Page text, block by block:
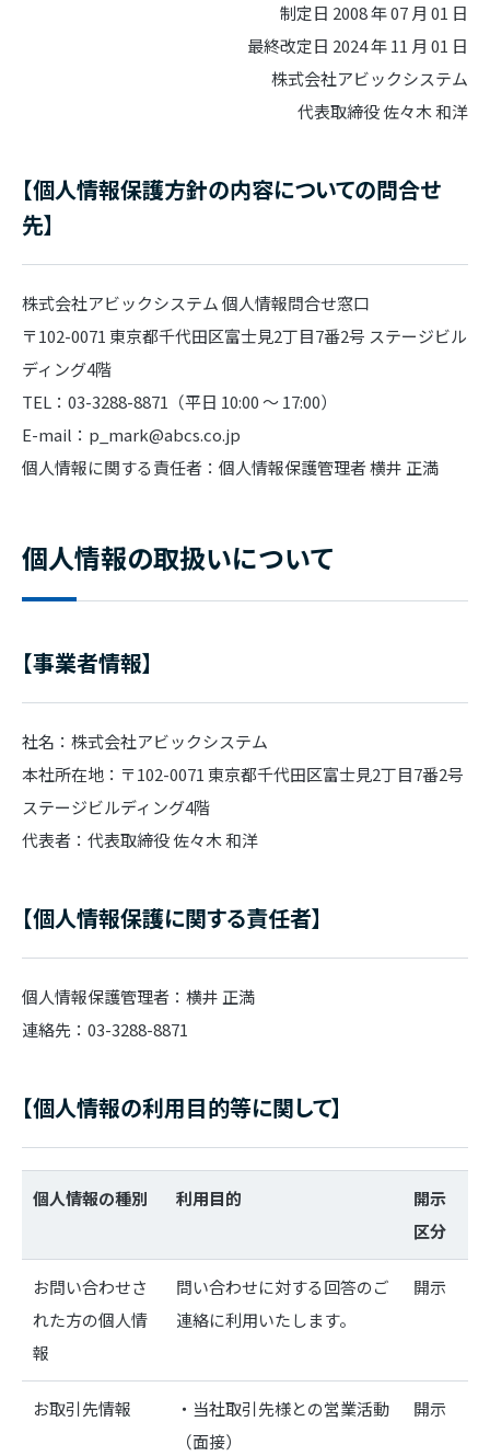
制定日 2008 年 07 月 01 日
最終改定日 2024 年 11 月 01 日
株式会社アビックシステム
代表取締役 佐々木 和洋
【個人情報保護方針の内容についての問合せ
先】
株式会社アビックシステム 個人情報問合せ窓口
〒102-0071 東京都千代田区富士見2丁目7番2号 ステージビル
ディング4階
TEL：03-3288-8871（平日 10:00 ～ 17:00）
E-mail：p_mark@abcs.co.jp
個人情報に関する責任者：個人情報保護管理者 横井 正満
個人情報の取扱いについて
【事業者情報】
社名：株式会社アビックシステム
本社所在地：〒102-0071 東京都千代田区富士見2丁目7番2号
ステージビルディング4階
代表者：代表取締役 佐々木 和洋
【個人情報保護に関する責任者】
個人情報保護管理者：横井 正満
連絡先：03-3288-8871
【個人情報の利用目的等に関して】
個人情報の種別 利用目的
開示
区分
お問い合わせさ
れた方の個人情
報
問い合わせに対する回答のご
連絡に利用いたします。
開示
お取引先情報
・当社取引先様との営業活動
（面接）
開示